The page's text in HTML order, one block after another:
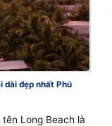
dài đẹp nhất Phú
Long Beach là